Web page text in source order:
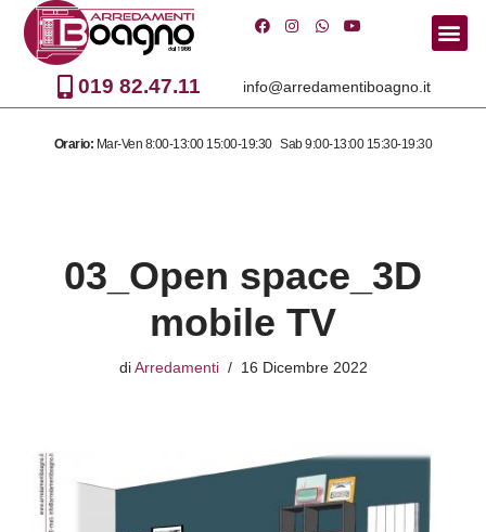
Vai
contenuto
019 82.47.11 info@arredamentiboagno.it
Orario: Mar-Ven 8:00-13:00 15:00-19:30 Sab 9:00-13:00 15:30-19:30
03_Open space_3D
mobile TV
di Arredamenti 16 Dicembre 2022